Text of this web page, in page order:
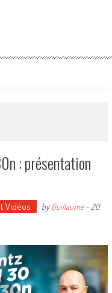
: présentation
Vidéos byGuillaume- 20